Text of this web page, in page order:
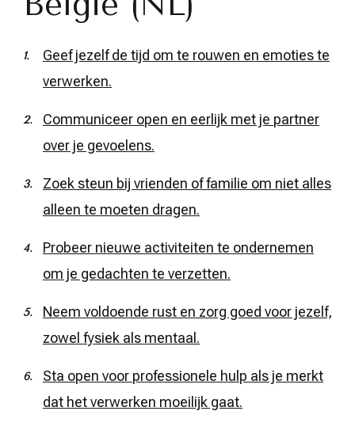
Geef jezelf de tijd om te rouwen en emoties te
verwerken.
Communiceer open en eerlijk met je partner
over je gevoelens.
Zoek steun bij vrienden of familie om niet alles
alleen te moeten dragen.
Probeer nieuwe activiteiten te ondernemen
om je gedachten te verzetten.
Neem voldoende rust en zorg goed voor jezelf,
zowel fysiek als mentaal.
Sta open voor professionele hulp als je merkt
dat het verwerken moeilijk gaat.